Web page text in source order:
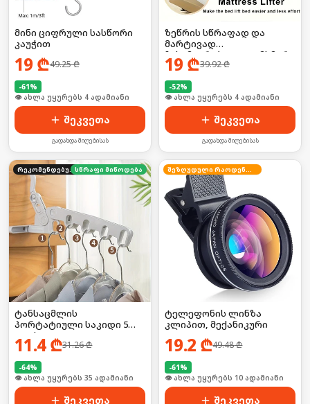
მინი ციფრული სასწორი
კაუჭით
19 ₾49.25₾
-61%
🛒 ბოლო 24სთ-ში იყიდა 5-მა
შეკვეთა
გადახდა მიღებისას
ზეწრის სწრაფად და
მარტივად
ჩასამაგრებელი დამხმარე
19 ₾39.92₾
-52%
🛒 ბოლო 24სთ-ში იყიდა 6-მა
შეკვეთა
გადახდა მიღებისას
რეკომენდებულისწრაფი მიწოდება
ტანსაცმლის
პორტატიული საკიდი 5
კაუჭით
11.4₾31.26₾
-64%
🛒 ბოლო 24სთ-ში იყიდა 52-მა
შეკვეთა
შეზღუდული რაოდენობა
ტელეფონის ლინზა
კლიპით, მექანიკური
19.2 ₾49.48₾
-61%
🛒 ბოლო 24სთ-ში იყიდა 15-მა
შეკვეთა